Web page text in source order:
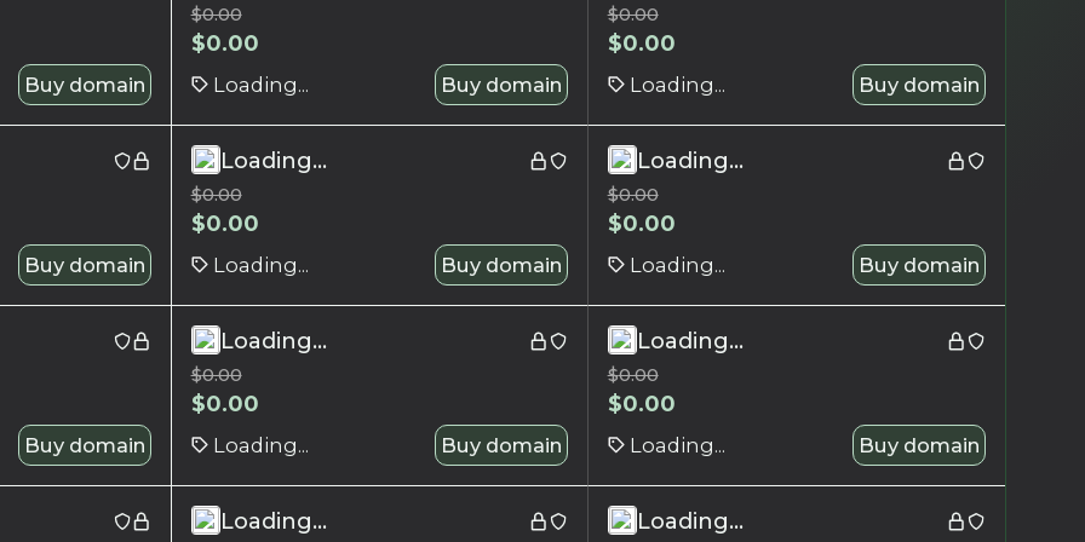
Buy domain
$0.00
$0.00
Loading... Buy domain
$0.00
$0.00
Loading... Buy domain
Buy domain
Loading...
$0.00
$0.00
Loading... Buy domain
Loading...
$0.00
$0.00
Loading... Buy domain
Buy domain
Loading...
$0.00
$0.00
Loading... Buy domain
Loading...
$0.00
$0.00
Loading... Buy domain
Loading... Loading...